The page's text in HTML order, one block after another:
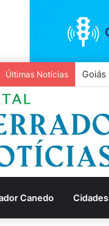
Últimas Notícias
Canedo Cidades